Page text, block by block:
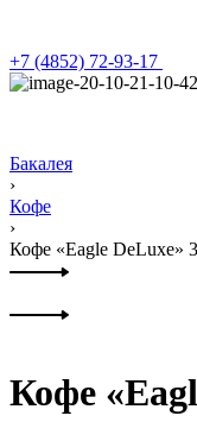
+7 (4852) 72-93-17
Бакалея
›
Кофе
›
Кофе «Eagle DeLuxe»
Product
navigation
product:
Кофе